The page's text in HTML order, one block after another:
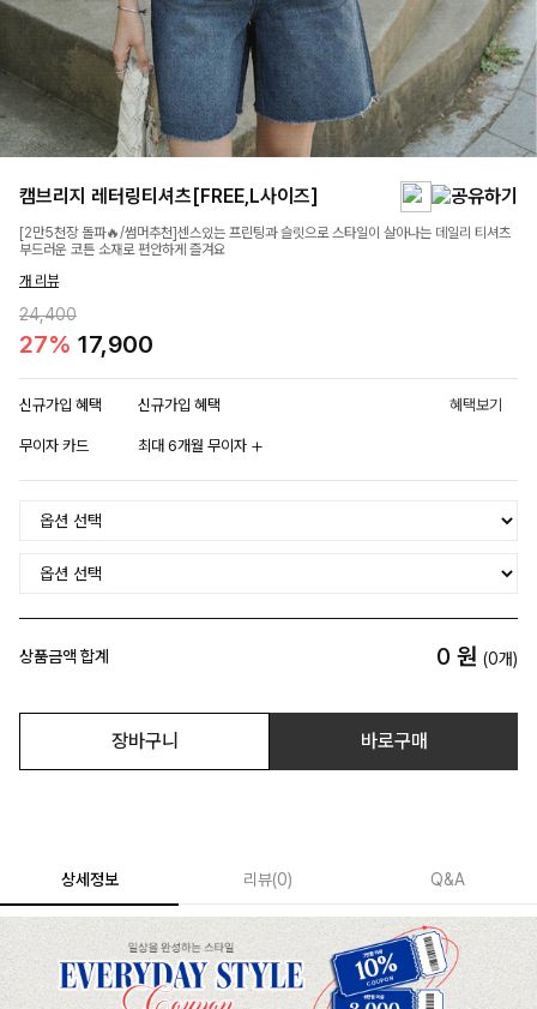
캠브리지 레터링티셔츠[FREE,L사이즈]
[2만5천장 돌파🔥/썸머추천]센스있는 프린팅과 슬릿으로 스타일이 살아나는 데일리 티셔츠
부드러운 코튼 소재로 편안하게 즐겨요
개 리뷰
24,400
27% 17,900
신규가입 혜택 신규가입 혜택 혜택보기
무이자 카드 최대 6개월 무이자
상품금액 합계 0 원 (0개)
장바구니 바로구매
상세정보 리뷰(0) Q&A